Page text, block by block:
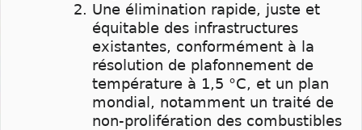
Une élimination rapide, juste et
équitable des infrastructures
existantes, conformément à la
résolution de plafonnement de
température à 1,5 °C, et un plan
mondial, notamment un traité de
non-prolifération des combustibles